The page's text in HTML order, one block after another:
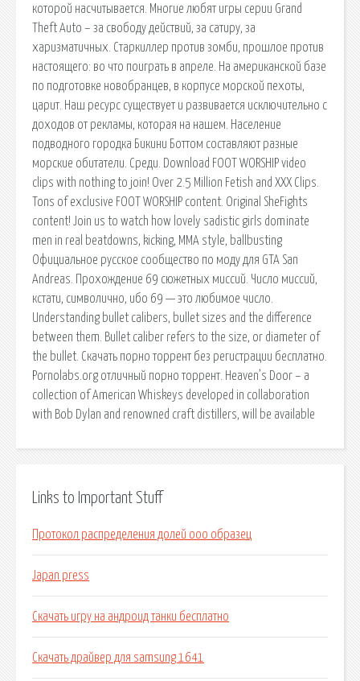
которой насчитывается. Многие любят игры серии Grand
Theft Auto – за свободу действий, за сатиру, за
харизматичных. Старкиллер против зомби, прошлое против
настоящего: во что поиграть в апреле. На американской базе
по подготовке новобранцев, в корпусе морской пехоты,
царит. Наш ресурс существует и развивается исключительно с
доходов от рекламы, которая на нашем. Население
подводного городка Бикини Боттом составляют разные
морские обитатели. Среди. Download FOOT WORSHIP video
clips with nothing to join! Over 2.5 Million Fetish and XXX Clips.
Tons of exclusive FOOT WORSHIP content. Original SheFights
content! Join us to watch how lovely sadistic girls dominate
men in real beatdowns, kicking, MMA style, ballbusting
Официальное русское сообщество по моду для GTA San
Andreas. Прохождение 69 сюжетных миссий. Число миссий,
кстати, символично, ибо 69 — это любимое число.
Understanding bullet calibers, bullet sizes and the difference
between them. Bullet caliber refers to the size, or diameter of
the bullet. Скачать порно торрент без регистрации бесплатно.
Pornolabs.org отличный порно торрент. Heaven’s Door – a
collection of American Whiskeys developed in collaboration
with Bob Dylan and renowned craft distillers, will be available
Links to Important Stuff
Протокол распределения долей ооо образец
Japan press
Скачать игру на андроид танки бесплатно
Скачать драйвер для samsung 1641